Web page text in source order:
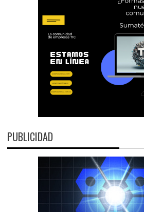
PUBLICIDAD